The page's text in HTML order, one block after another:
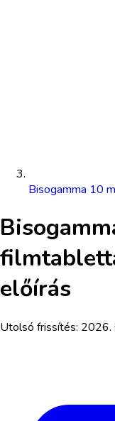
Bisogamma 10
előírás
Utolsó frissítés: 2026.